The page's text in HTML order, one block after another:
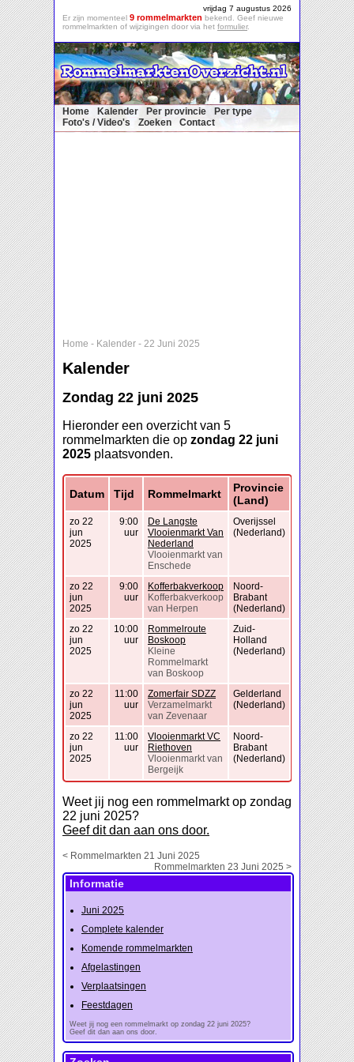
vrijdag 7 augustus 2026
Er zijn momenteel 9 rommelmarkten bekend. Geef nieuwe
rommelmarkten of wijzigingen door via het formulier.
Home Kalender Per provincie
Per type
Foto's / Video's
Zoeken Contact
Home - Kalender - 22 Juni 2025
Kalender
Zondag 22 juni 2025
Hieronder een overzicht van 5
rommelmarkten die op zondag 22 juni
2025 plaatsvonden.
Datum Tijd Rommelmarkt
Provincie
(Land)
zo 22
jun
2025
9:00
uur
De Langste
Vlooienmarkt Van
Nederland
Vlooienmarkt van
Enschede
Overijssel
(Nederland)
zo 22
jun
2025
9:00
uur
Kofferbakverkoop
Kofferbakverkoop
van Herpen
Noord-
Brabant
(Nederland)
zo 22
jun
2025
10:00
uur
Rommelroute
Boskoop
Kleine
Rommelmarkt
van Boskoop
Zuid-
Holland
(Nederland)
zo 22
jun
2025
11:00
uur
Zomerfair SDZZ
Verzamelmarkt
van Zevenaar
Gelderland
(Nederland)
zo 22
jun
2025
11:00
uur
Vlooienmarkt VC
Riethoven
Vlooienmarkt van
Bergeijk
Noord-
Brabant
(Nederland)
Weet jij nog een rommelmarkt op zondag
22 juni 2025?
Geef dit dan aan ons door.
< Rommelmarkten 21 Juni 2025
Rommelmarkten 23 Juni 2025 >
Informatie
Juni 2025
Complete kalender
Komende rommelmarkten
Afgelastingen
Verplaatsingen
Feestdagen
Weet jij nog een rommelmarkt op zondag 22 juni 2025?
Geef dit dan aan ons door.